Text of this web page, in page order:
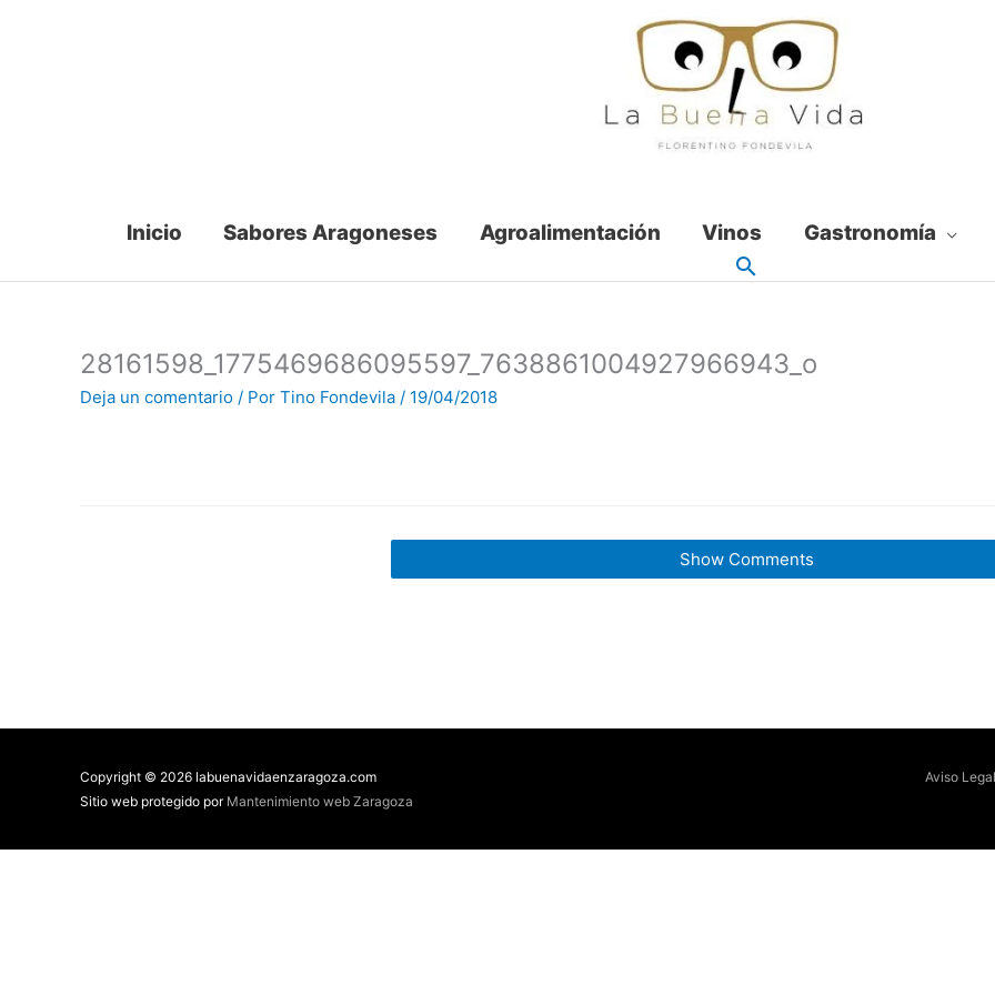
Inicio Sabores Aragoneses Agroalimentación Vinos Gastronomía
28161598_1775469686095597_7638861004927966943_o
Deja un comentario / Por Tino Fondevila / 19/04/2018
Show Comments
Copyright © 2026 labuenavidaenzaragoza.com
Sitio web protegido por Mantenimiento web Zaragoza
Aviso Legal